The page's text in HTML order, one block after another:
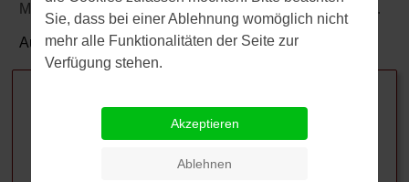
Machiavelli heute nur noch als Verfasser des "Principe".
Autor: Dr.Jörg Zorn
Verwandte Beiträge
Cesare Borgia: Wer war das?
Lucrezia Borgia: Wer war das?
Wie war die Römische Republik politisch
Sie, dass bei einer Ablehnung womöglich nicht
mehr alle Funktionalitäten der Seite zur
Verfügung stehen.
Akzeptieren
Ablehnen